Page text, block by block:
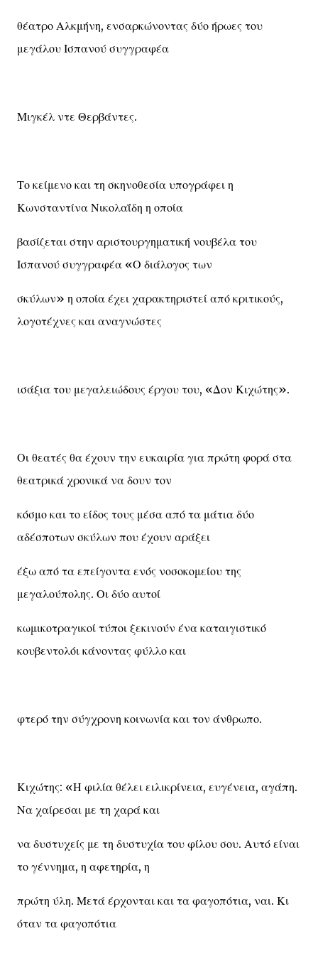
θέατρο Αλκμήνη, ενσαρκώνοντας δύο ήρωες του
μεγάλου Ισπανού συγγραφέα
Μιγκέλ ντε Θερβάντες.
Το κείμενο και τη σκηνοθεσία υπογράφει η
Κωνσταντίνα Νικολαΐδη η οποία
βασίζεται στην αριστουργηματική νουβέλα του
Ισπανού συγγραφέα «Ο διάλογος των
σκύλων» η οποία έχει χαρακτηριστεί από κριτικούς,
λογοτέχνες και αναγνώστες
ισάξια του μεγαλειώδους έργου του, «Δον Κιχώτης».
Οι θεατές θα έχουν την ευκαιρία για πρώτη φορά στα
θεατρικά χρονικά να δουν τον
κόσμο και το είδος τους μέσα από τα μάτια δύο
αδέσποτων σκύλων που έχουν αράξει
έξω από τα επείγοντα ενός νοσοκομείου της
μεγαλούπολης. Οι δύο αυτοί
κωμικοτραγικοί τύποι ξεκινούν ένα καταιγιστικό
κουβεντολόι κάνοντας φύλλο και
φτερό την σύγχρονη κοινωνία και τον άνθρωπο.
Κιχώτης: «Η φιλία θέλει ειλικρίνεια, ευγένεια, αγάπη.
Να χαίρεσαι με τη χαρά και
να δυστυχείς με τη δυστυχία του φίλου σου. Αυτό είναι
το γέννημα, η αφετηρία, η
πρώτη ύλη. Μετά έρχονται και τα φαγοπότια, ναι. Κι
όταν τα φαγοπότια